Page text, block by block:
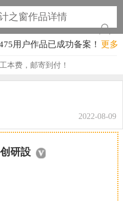
之窗作品详情
用户作品已成功备案！
用户作品已成功备案！
用户作品已成功备案！
用户作品已成功备案！
用户作品已成功备案！
更多
本费，邮寄到付！
2022-08-09
研設